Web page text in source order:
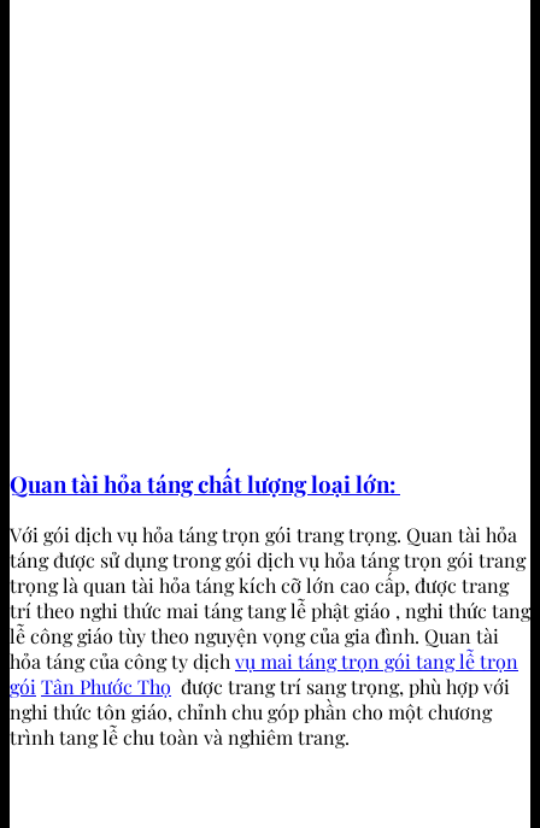
Quan tài hỏa táng chất lượng loại lớn:
Với gói dịch vụ hỏa táng trọn gói trang trọng. Quan tài hỏa
táng được sử dụng trong gói dịch vụ hỏa táng trọn gói trang
trọng là quan tài hỏa táng kích cỡ lớn cao cấp, được trang
trí theo nghi thức mai táng tang lễ phật giáo , nghi thức tang
lễ công giáo tùy theo nguyện vọng của gia đình. Quan tài
hỏa táng của công ty dịch vụ mai táng trọn gói tang lễ trọn
gói Tân Phước Thọ được trang trí sang trọng, phù hợp với
nghi thức tôn giáo, chỉnh chu góp phần cho một chương
trình tang lễ chu toàn và nghiêm trang.